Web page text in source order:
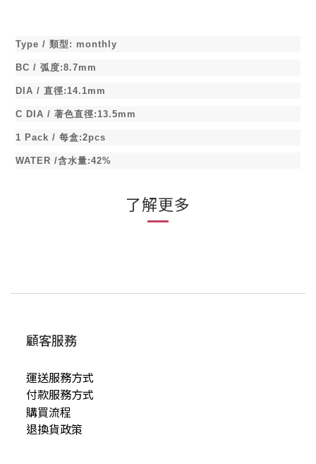
Type / 類型 : monthly
BC / 弧度:8.7mm
DIA / 直徑:14.1mm
C DIA / 著色直徑:13.5mm
1 Pack / 每盒:2pcs
WATER /含水量:42%
了解更多
顧客服務
運送服務方式
付款服務方式
購買流程
退換貨政策